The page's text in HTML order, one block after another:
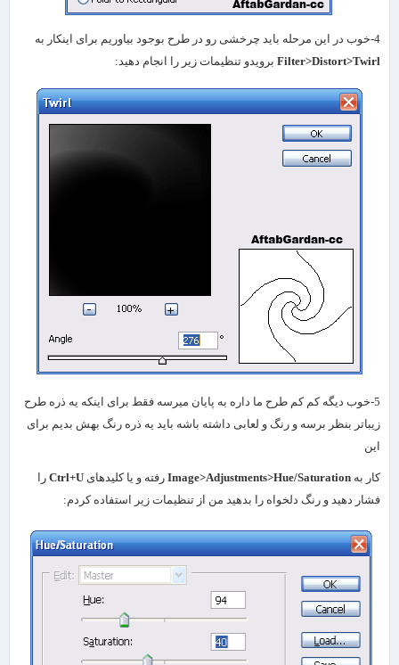
4-خوب در این مرحله باید چرخشی رو در طرح بوجود بیاوریم برای اینکار به
Filter>Distort>Twirl برویدو تنظیمات زیر را انجام دهید:
5-خوب دیگه کم کم طرح ما داره به پایان میرسه فقط برای اینکه یه ذره طرح
زیباتر بنظر برسه و رنگ و لعابی داشته باشه باید یه ذره رنگ بهش بدیم برای
این
کار به Image>Adjustments>Hue/Saturation رفته و یا کلیدهای Ctrl+U را
فشار دهید و رنگ دلخواه را بدهید من از تنظیمات زیر استفاده کردم: